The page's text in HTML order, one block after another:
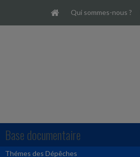
Qui sommes-nous ?
Base documentaire
Thémes des Dépêches